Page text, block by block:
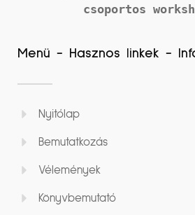
csoportos
Menü - Hasznos linkek -
Nyitólap
Bemutatkozás
Vélemények
Könyvbemutató